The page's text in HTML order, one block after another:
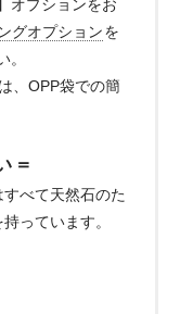
オプションをお
グオプションを
、OPP袋での簡
＝
べて天然石のた
っています。